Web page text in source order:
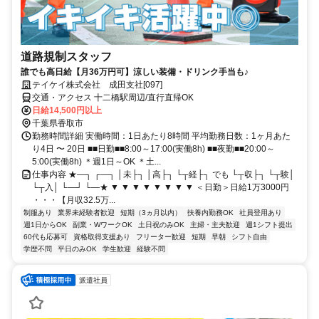
道路規制スタッフ
誰でも高日給【月36万円可】涼しい装備・ドリンク手当も♪
テイケイ株式会社 成田支社[097]
交通・アクセス 十二橋駅周辺/直行直帰OK
日給14,500円以上
千葉県香取市
勤務時間詳細 実働時間：1日あたり8時間 平均勤務日数：1ヶ月あた
り4日 〜 20日 ■■日勤■■8:00～17:00(実働8h) ■■夜勤■■20:00～
5:00(実働8h) ＊週1日～OK ＊土...
仕事内容 ★―┐ ┌―┐ │未├┐ │高├┐ └┬経├┐ でも └┬収├┐ └┬験│
└┬入│ └―┘ └―★ ▼ ▼ ▼ ▼ ▼ ▼ ▼ ▼ ＜日勤＞日給1万3000円
・・・【月収32.5万...
制服あり 業界未経験者歓迎 短期（3ヵ月以内） 扶養内勤務OK
社員登用あり
週1日からOK
副業・WワークOK 土日祝のみOK 主婦・主夫歓迎
週1シフト提出
60代も応募可
資格取得支援あり フリーター歓迎 短期 早朝
シフト自由
学歴不問
平日のみOK 学生歓迎 経験不問
派遣社員